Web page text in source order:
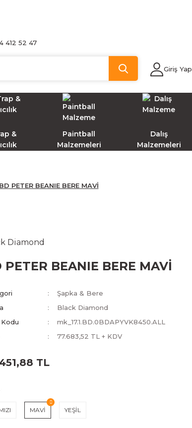
412 52 47
Giriş Yap
&
Paintball
Malzemeleri
Dalış
Malzemeleri
BD PETER BEANIE BERE MAVİ
Diamond
PETER BEANIE BERE MAVİ
Şapka & Bere
Black Diamond
mk_17.1.BD.0BDAPYVK8450.ALL
77.683,52 TL + KDV
TL
MAVİ YEŞİL